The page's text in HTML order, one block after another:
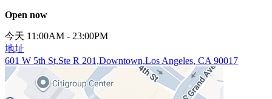
Open now
今天 11:00AM - 23:00PM
地址
601 W 5th St,Ste R 201,Downtown,Los Angeles, CA 90017